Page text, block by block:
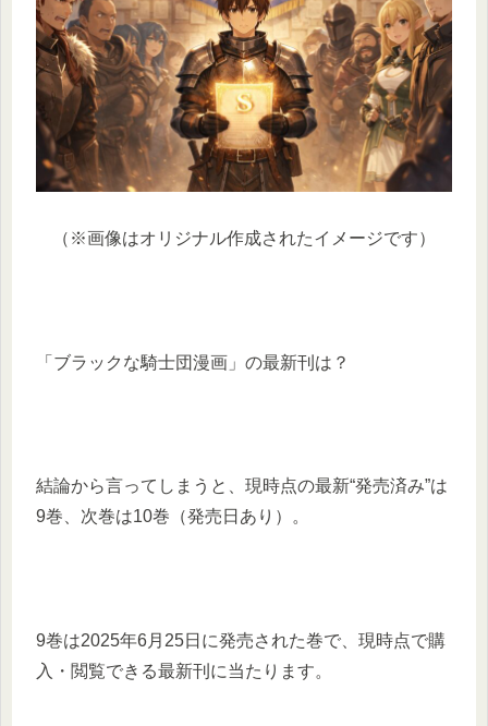
（※画像はオリジナル作成されたイメージです）
「ブラックな騎士団漫画」の最新刊は？
結論から言ってしまうと、現時点の最新“発売済み”は
9巻、次巻は10巻（発売日あり）。
9巻は2025年6月25日に発売された巻で、現時点で購
入・閲覧できる最新刊に当たります。